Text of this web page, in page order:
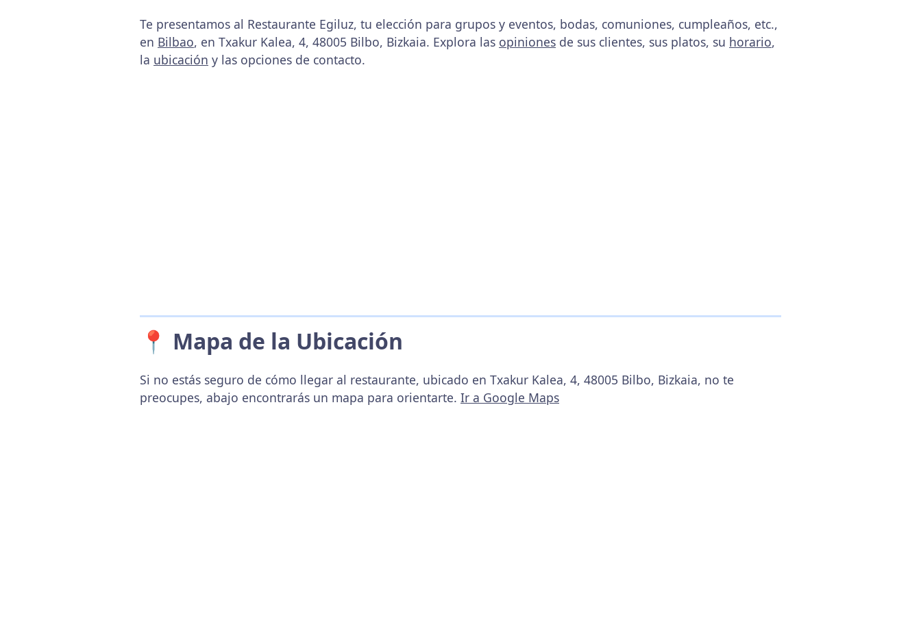
Te presentamos al Restaurante Egiluz, tu elección para grupos y eventos, bodas, comuniones, cumpleaños, etc.,
en Bilbao, en Txakur Kalea, 4, 48005 Bilbo, Bizkaia. Explora las opiniones de sus clientes, sus platos, su horario,
la ubicación y las opciones de contacto.
📍 Mapa de la Ubicación
Si no estás seguro de cómo llegar al restaurante, ubicado en Txakur Kalea, 4, 48005 Bilbo, Bizkaia, no te
preocupes, abajo encontrarás un mapa para orientarte. Ir a Google Maps